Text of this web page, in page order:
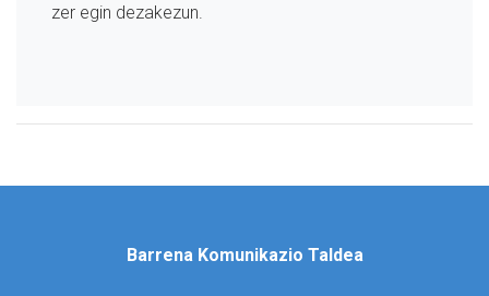
zer egin dezakezun.
Barrena Komunikazio Taldea